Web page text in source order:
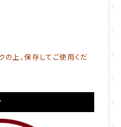
上、保存してご使用くだ